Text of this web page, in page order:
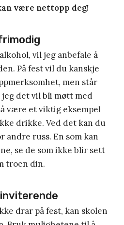
være nettopp deg!
vil jeg anbefale å
På fest vil du kanskje
men står
det vil bli møtt med
være et viktig eksempel
drikke. Ved det kan du
russ. En som kan
se de som ikke blir sett
troen din.
drar på fest, kan skolen